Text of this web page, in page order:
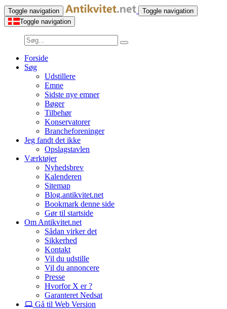
Toggle navigation
Toggle navigation
Toggle navigation
Forside
Søg
Udstillere
Emne
Sidste nye emner
Bøger
Tilbehør
Konservatorer
Brancheforeninger
Jeg fandt det ikke
Opslagstavlen
Værktøjer
Nyhedsbrev
Kalenderen
Sitemap
Blog.antikvitet.net
Bookmark denne side
Gør til startside
Om Antikvitet.net
Sådan virker det
Sikkerhed
Kontakt
Vil du udstille
Vil du annoncere
Presse
Hvorfor X er ?
Garanteret Nedsat
Gå til Web Version